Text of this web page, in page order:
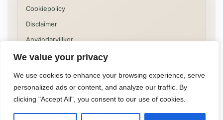
We value your privacy
We use cookies to enhance your browsing experience, serve
personalized ads or content, and analyze our traffic. By
clicking "Accept All", you consent to our use of cookies.
Cookiepolicy
Disclaimer
Användarvillkor
Vissa delar av sajten kan innehålla kommersiella
rekommendationer eller affiliatelänkar. Innehållet på
Allformen är informativt och ska inte ses som individuell
medicinsk, juridisk eller finansiell rådgivning.
©2026Allformen